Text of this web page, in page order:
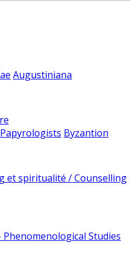
Augustiniana
Byzantion
et spiritualité / Counselling
Studies